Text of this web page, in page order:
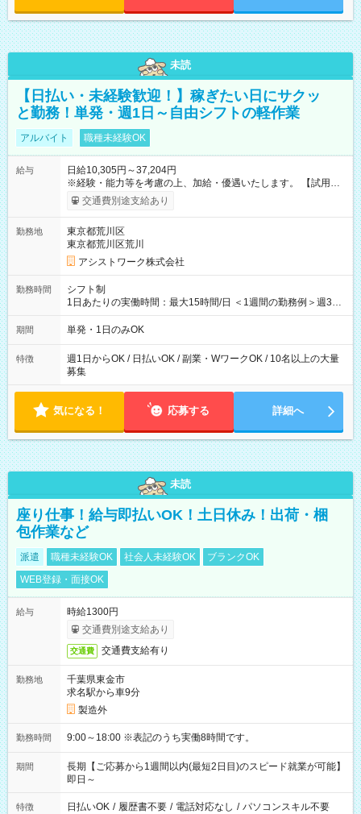
未読
【日払い・未経験歓迎！】稼ぎたい日にサクッ
と勤務！単発・週1日～自由シフトの軽作業
アルバイト 職種未経験OK
給与
日給10,305円～37,204円
※経験・能力等を考慮の上、加給・優遇いたします。 【試用期
間】試用期間なし
交通費別途支給あり
勤務地
東京都荒川区
東京都荒川区荒川
アシストワーク株式会社
勤務時間
シフト制
1日あたりの実働時間：最大15時間/日 ＜1週間の勤務例＞週3回
勤務 勤務：月・水・金 休み：火・木・土・日 好きな時にお仕事
可能です！ ※1日あたりの最大実働時間は日勤、夜勤共に勤務し
期間 単発・1日のみOK
特徴
週1日からOK / 日払いOK / 副業・WワークOK / 10名以上の大量
募集
気になる！ 応募する 詳細へ
未読
座り仕事！給与即払いOK！土日休み！出荷・梱
包作業など
派遣 職種未経験OK 社会人未経験OK
ブランクOK
WEB登録・面接OK
給与
時給1300円
交通費別途支給あり
交通費 交通費支給有り
勤務地
千葉県東金市
求名駅から車9分
製造外
勤務時間 9:00～18:00 ※表記のうち実働8時間です。
期間
長期【ご応募から1週間以内(最短2日目)のスピード就業が可能】
即日～
特徴 日払いOK / 履歴書不要 / 電話対応なし / パソコンスキル不要